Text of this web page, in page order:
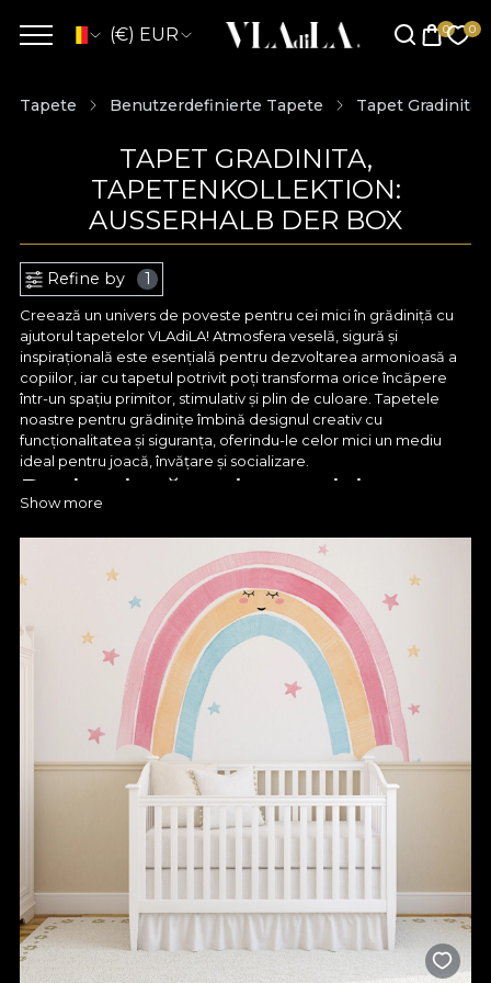
(€) EUR
Tapete Benutzerdefinierte Tapete Tapet Gradinita
TAPET GRADINITA,
TAPETENKOLLEKTION:
AUSSERHALB DER BOX
Refine by 1
Creează un univers de poveste pentru cei mici în grădiniță cu
ajutorul tapetelor VLAdiLA! Atmosfera veselă, sigură și
inspirațională este esențială pentru dezvoltarea armonioasă a
copiilor, iar cu tapetul potrivit poți transforma orice încăpere
într-un spațiu primitor, stimulativ și plin de culoare. Tapetele
noastre pentru grădinițe îmbină designul creativ cu
funcționalitatea și siguranța, oferindu-le celor mici un mediu
ideal pentru joacă, învățare și socializare.
Design jucăuș și tematici
Tapetele pentru grădinițe propuse de VLAdiLA sunt gândite
pentru a sprijini procesul educativ încă de la primii pași. De la
peisaje fantastice și personaje prietenoase până la forme, litere
și animale, design-urile noastre stimulează curiozitatea și
imaginația. Sunt perfecte pentru săli de joacă, dormitoare, săli
de clasă sau zone de relaxare – fiecare colț poate deveni o
sursă de inspirație pentru activități educative sau creative.
Modelele sunt versatile și pot fi adaptate atât pentru
grădinițele de stat, cât și pentru cele private, păstrând un
echilibru între estetică și funcționalitate.
Materiale sigure și montaj facil
La VLAdiLA, siguranța copiilor este prioritară. Tapetele noastre
certificate, fără substanțe toxice, ideale pentru spații frecvent
perfecte pentru un mediu activ și dinamic. Aplicarea este
rapidă, fără dificultăți, astfel încât procesul de amenajare să fie
cât mai eficient. Poți schimba aspectul unei grădinițe întregi
fără efort, iar rezultatul va fi un spațiu care inspiră încredere,
Show more